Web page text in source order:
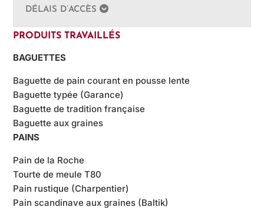
DÉLAIS D’ACCÈS
PRODUITS TRAVAILLÉS
BAGUETTES
Baguette de pain courant en pousse lente
Baguette typée (Garance)
Baguette de tradition française
Baguette aux graines
PAINS
Pain de la Roche
Tourte de meule T80
Pain rustique (Charpentier)
Pain scandinave aux graines (Baltik)